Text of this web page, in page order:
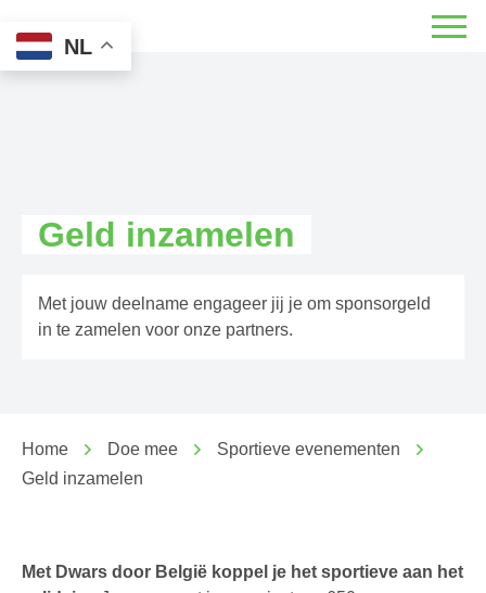
Geld inzamelen
Met jouw deelname engageer jij je om sponsorgeld
in te zamelen voor onze partners.
Home Doe mee
Sportieve evenementen
Geld inzamelen
Met Dwars door België koppel je het sportieve aan het
NL